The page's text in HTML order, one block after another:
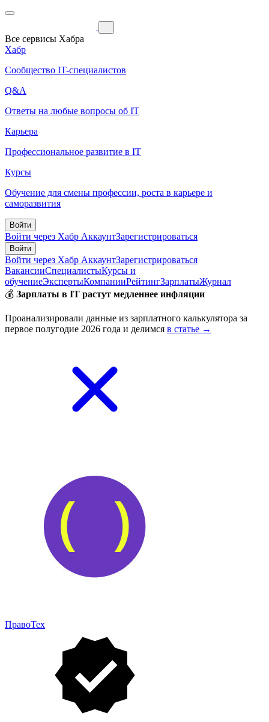
Все сервисы Хабра
Хабр
Сообщество IT-специалистов
Q&A
Ответы на любые вопросы об IT
Карьера
Профессиональное развитие в IT
Курсы
Обучение для смены профессии, роста в карьере и
саморазвития
Войти
Войти через Хабр АккаунтЗарегистрироваться
Войти
Войти через Хабр АккаунтЗарегистрироваться
ВакансииСпециалистыКурсы и
обучениеЭкспертыКомпанииРейтингЗарплатыЖурнал
💰 Зарплаты в IT растут медленнее инфляции
Проанализировали данные из зарплатного калькулятора за
первое полугодие 2026 года и делимся в статье →
ПравоТех